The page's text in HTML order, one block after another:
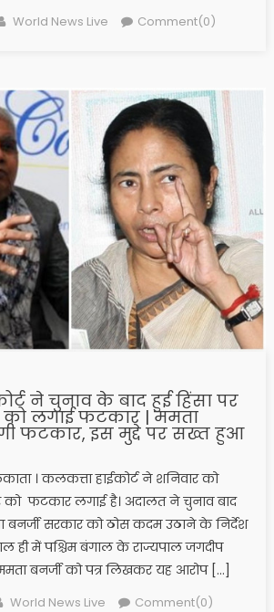
Author
World News Live Comment(0)
ने चुनाव के बाद हुई हिंसा पर
लगाई फटकार | ममता
फटकार, इस मुद्दे पर सख्त हुआ
। कलकत्ता हाईकोर्ट ने शनिवार को
को फटकार लगाई है। अदालत ने चुनाव बाद
बनर्जी सरकार को ठोस कदम उठाने के निर्देश
ही में पश्चिम बंगाल के राज्यपाल जगदीप
बनर्जी को पत्र लिखकर यह आरोप […]
Author
World News Live Comment(0)